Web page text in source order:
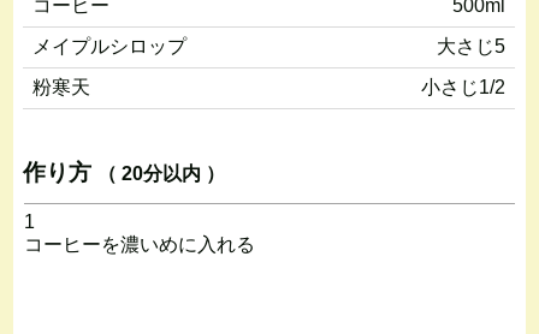
コーヒー
500ml
メイプルシロップ
大さじ5
粉寒天
小さじ1/2
作り方 （ 20分以内 ）
1
コーヒーを濃いめに入れる